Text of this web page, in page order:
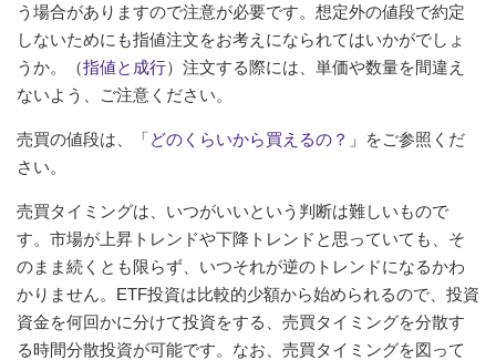
う場合がありますので注意が必要です。想定外の値段で約定
しないためにも指値注文をお考えになられてはいかがでしょ
うか。（指値と成行）注文する際には、単価や数量を間違え
ないよう、ご注意ください。
売買の値段は、「どのくらいから買えるの？ 」をご参照くだ
さい。
売買タイミングは、いつがいいという判断は難しいもので
す。市場が上昇トレンドや下降トレンドと思っていても、そ
のまま続くとも限らず、いつそれが逆のトレンドになるかわ
かりません。ETF投資は比較的少額から始められるので、投資
資金を何回かに分けて投資をする、売買タイミングを分散す
る時間分散投資が可能です。なお、売買タイミングを図って